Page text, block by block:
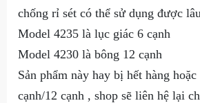
chống rỉ sét có thể sử dụng được
Model 4235 là lục giác 6 cạnh
Model 4230 là bông 12 cạnh
Sản phẩm này hay bị hết hàng
cạnh/12 cạnh , shop sẽ liên hệ lại